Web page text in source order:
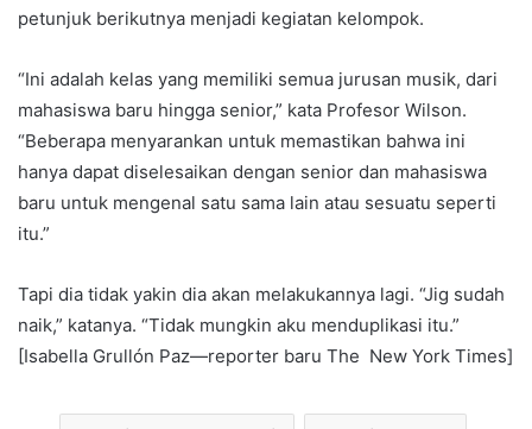
petunjuk berikutnya menjadi kegiatan kelompok.
“Ini adalah kelas yang memiliki semua jurusan musik, dari
mahasiswa baru hingga senior,” kata Profesor Wilson.
“Beberapa menyarankan untuk memastikan bahwa ini
hanya dapat diselesaikan dengan senior dan mahasiswa
baru untuk mengenal satu sama lain atau sesuatu seperti
itu.”
Tapi dia tidak yakin dia akan melakukannya lagi. “Jig sudah
naik,” katanya. “Tidak mungkin aku menduplikasi itu.”
[Isabella Grullón Paz—reporter baru The New York Times]